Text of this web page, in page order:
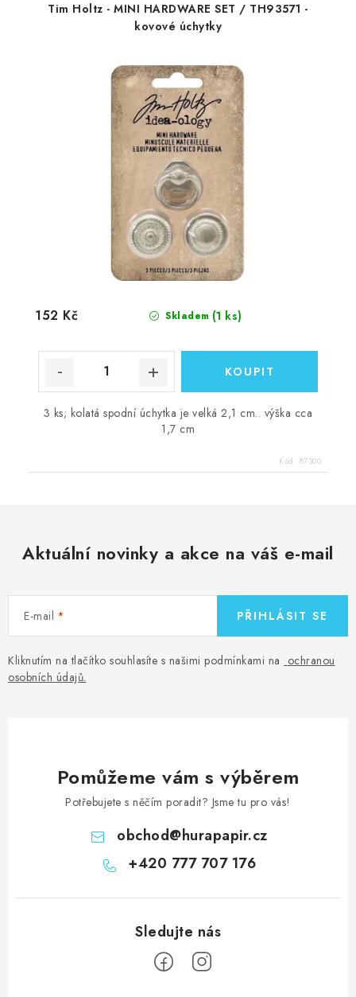
Tim Holtz - MINI HARDWARE SET / TH93571 -
kovové úchytky
Skladem (1 ks)
152 Kč
3 ks; kolatá spodní úchytka je velká 2,1 cm.. výška cca
1,7 cm
Kód: 87300
Aktuální novinky a akce na váš e-mail
E-mail
Kliknutím na tlačítko souhlasíte s našimi podmínkami na ochranou
osobních údajů.
PŘIHLÁSIT SE
Pomůžeme vám s výběrem
Potřebujete s něčím poradit? Jsme tu pro vás!
obchod@hurapapir.cz
+420 777 707 176